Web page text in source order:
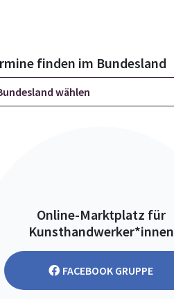
finden im Bundesland
wählen
Online-Marktplatz für
Kunsthandwerker*innen
FACEBOOK GRUPPE